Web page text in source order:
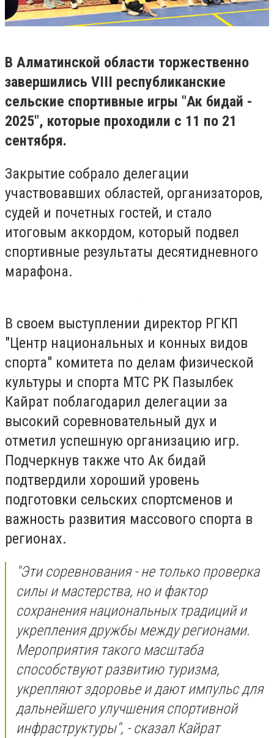
В Алматинской области торжественно
завершились VIII республиканские
сельские спортивные игры "Ак бидай -
2025", которые проходили с 11 по 21
сентября.
Закрытие собрало делегации
участвовавших областей, организаторов,
судей и почетных гостей, и стало
итоговым аккордом, который подвел
спортивные результаты десятидневного
марафона.
В своем выступлении директор РГКП
"Центр национальных и конных видов
спорта" комитета по делам физической
культуры и спорта МТС РК Пазылбек
Кайрат поблагодарил делегации за
высокий соревновательный дух и
отметил успешную организацию игр.
Подчеркнув также что Ак бидай
подтвердили хороший уровень
подготовки сельских спортсменов и
важность развития массового спорта в
регионах.
"Эти соревнования - не только проверка
силы и мастерства, но и фактор
сохранения национальных традиций и
укрепления дружбы между регионами.
Мероприятия такого масштаба
способствуют развитию туризма,
укрепляют здоровье и дают импульс для
дальнейшего улучшения спортивной
инфраструктуры", - сказал Кайрат